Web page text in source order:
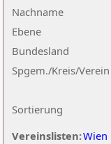
Nachname
Ebene
Sortierung
Bundesland
Spgem./Kreis/Verein
Vereinslisten:Wien